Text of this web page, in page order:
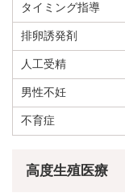
タイミング指導
排卵誘発剤
人工受精
男性不妊
不育症
高度生殖医療